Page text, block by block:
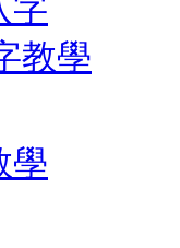
字
教學
學